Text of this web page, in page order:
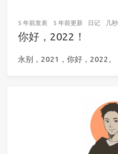
5 年前发表 5 年前更新 日记 几
你好，2022！
永别，2021，你好，2022。